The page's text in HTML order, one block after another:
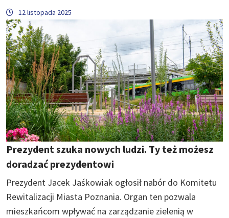
12 listopada 2025
Prezydent szuka nowych ludzi. Ty też możesz
doradzać prezydentowi
Prezydent Jacek Jaśkowiak ogłosił nabór do Komitetu
Rewitalizacji Miasta Poznania. Organ ten pozwala
mieszkańcom wpływać na zarządzanie zielenią w